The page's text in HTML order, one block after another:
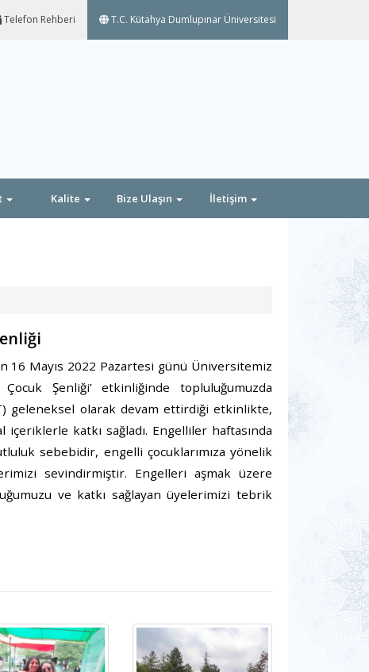
Telefon Rehberi T.C. Kütahya Dumlupınar Üniversitesi
Kalite Bize Ulaşın İletişim
16 Mayıs 2022 Pazartesi günü Üniversitemiz
Şenliği’ etkinliğinde topluluğumuzda
geleneksel olarak devam ettirdiği etkinlikte,
katkı sağladı. Engelliler haftasında
sebebidir, engelli çocuklarımıza yönelik
sevindirmiştir. Engelleri aşmak üzere
ve katkı sağlayan üyelerimizi tebrik